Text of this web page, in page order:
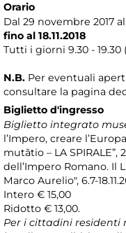
Orario
Dal 29 novembre 2017
fino al 18.11.2018
Tutti i giorni 9.30 -
N.B. Per eventuali
consultare la pagina
Biglietto d'ingresso
Biglietto integrato
l’Impero, creare
mutãtio – LA SPIRALE”,
dell’Impero Romano. Il
Marco Aurelio", 6.7-
Intero € 15,00
Ridotto € 13,00.
Per i cittadini residenti